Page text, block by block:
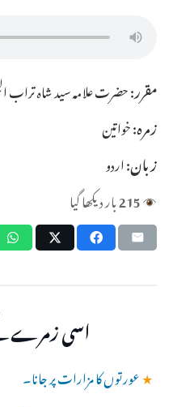
مقرر:حضرت علامہ سید شاہ تراب
زمرہ:خواتین
زبان:اردو
215بار دیکھا گیا
اسی زمرے
★عورتوں کا مزارات پر جانا۔